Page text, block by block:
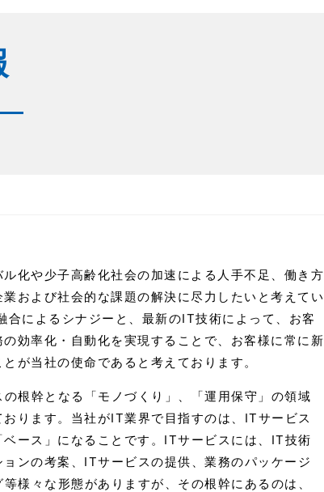
化や少子高齢化社会の加速による人手不足、働き方
および社会的な課題の解決に尽力したいと考えてい
合によるシナジーと、最新のIT技術によって、お客
効率化・自動化を実現することで、お客様に常に新
が当社の使命であると考えております。
根幹となる「モノづくり」、「運用保守」の領域
ります。当社がIT業界で目指すのは、ITサービス
ース」になることです。ITサービスには、IT技術
ンの考案、ITサービスの提供、業務のパッケージ
様々な形態がありますが、その根幹にあるのは、